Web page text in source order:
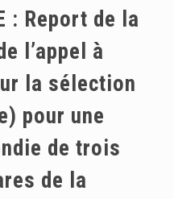
: Report de la
l’appel à
la sélection
pour une
de trois
de la